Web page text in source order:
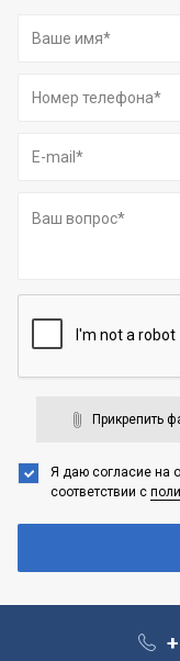
Прикрепить
Я даю согласие на
соответствии с